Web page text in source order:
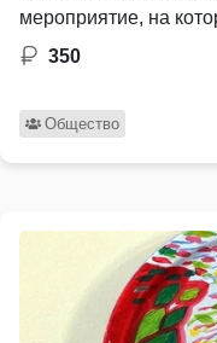
мероприятие, на
350
Общество